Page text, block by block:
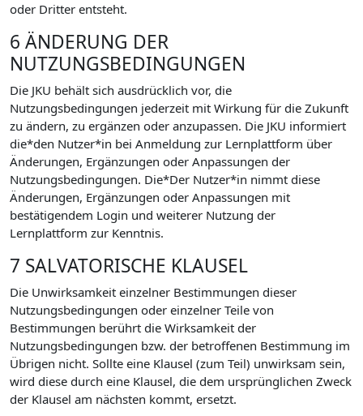
oder Dritter entsteht.
6 ÄNDERUNG DER
NUTZUNGSBEDINGUNGEN
Die JKU behält sich ausdrücklich vor, die
Nutzungsbedingungen jederzeit mit Wirkung für die Zukunft
zu ändern, zu ergänzen oder anzupassen. Die JKU informiert
die*den Nutzer*in bei Anmeldung zur Lernplattform über
Änderungen, Ergänzungen oder Anpassungen der
Nutzungsbedingungen. Die*Der Nutzer*in nimmt diese
Änderungen, Ergänzungen oder Anpassungen mit
bestätigendem Login und weiterer Nutzung der
Lernplattform zur Kenntnis.
7 SALVATORISCHE KLAUSEL
Die Unwirksamkeit einzelner Bestimmungen dieser
Nutzungsbedingungen oder einzelner Teile von
Bestimmungen berührt die Wirksamkeit der
Nutzungsbedingungen bzw. der betroffenen Bestimmung im
Übrigen nicht. Sollte eine Klausel (zum Teil) unwirksam sein,
wird diese durch eine Klausel, die dem ursprünglichen Zweck
der Klausel am nächsten kommt, ersetzt.